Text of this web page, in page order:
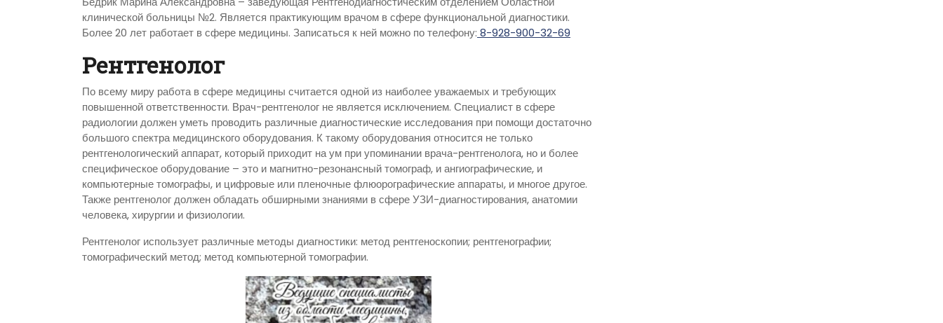
клинической больницы №2. Является практикующим врачом в сфере функциональной диагностики.
Более 20 лет работает в сфере медицины. Записаться к ней можно по телефону: 8-928-900-32-69
Рентгенолог
По всему миру работа в сфере медицины считается одной из наиболее уважаемых и требующих
повышенной ответственности. Врач-рентгенолог не является исключением. Специалист в сфере
радиологии должен уметь проводить различные диагностические исследования при помощи достаточно
большого спектра медицинского оборудования. К такому оборудования относится не только
рентгенологический аппарат, который приходит на ум при упоминании врача-рентгенолога, но и более
специфическое оборудование – это и магнитно-резонансный томограф, и ангиографические, и
компьютерные томографы, и цифровые или пленочные флюорографические аппараты, и многое другое.
Также рентгенолог должен обладать обширными знаниями в сфере УЗИ-диагностирования, анатомии
человека, хирургии и физиологии.
Рентгенолог использует различные методы диагностики: метод рентгеноскопии; рентгенографии;
томографический метод; метод компьютерной томографии.